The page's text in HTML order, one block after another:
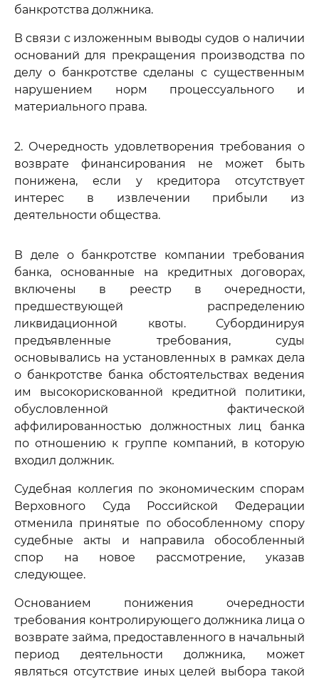
банкротства должника.
В связи с изложенным выводы судов о наличии
оснований для прекращения производства по
делу о банкротстве сделаны с существенным
нарушением норм процессуального и
материального права.
2. Очередность удовлетворения требования о
возврате финансирования не может быть
понижена, если у кредитора отсутствует
интерес в извлечении прибыли из
деятельности общества.
В деле о банкротстве компании требования
банка, основанные на кредитных договорах,
включены в реестр в очередности,
предшествующей распределению
ликвидационной квоты. Субординируя
предъявленные требования, суды
основывались на установленных в рамках дела
о банкротстве банка обстоятельствах ведения
им высокорискованной кредитной политики,
обусловленной фактической
аффилированностью должностных лиц банка
по отношению к группе компаний, в которую
входил должник.
Судебная коллегия по экономическим спорам
Верховного Суда Российской Федерации
отменила принятые по обособленному спору
судебные акты и направила обособленный
спор на новое рассмотрение, указав
следующее.
Основанием понижения очередности
требования контролирующего должника лица о
возврате займа, предоставленного в начальный
период деятельности должника, может
являться отсутствие иных целей выбора такой